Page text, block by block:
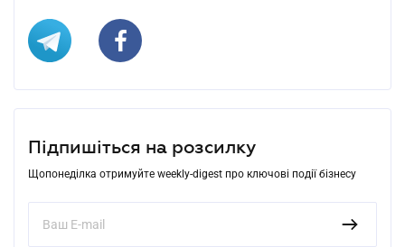
Підпишіться на розсилку
Щопонеділка отримуйте weekly-digest про ключові події бізнесу